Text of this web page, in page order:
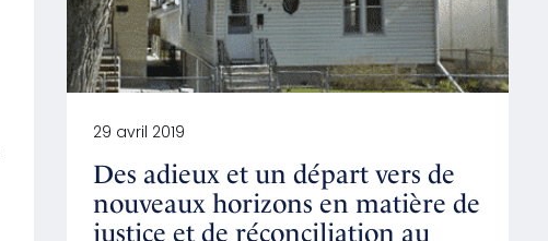
29 avril 2019
Des adieux et un départ vers de
nouveaux horizons en matière de
justice et de réconciliation au